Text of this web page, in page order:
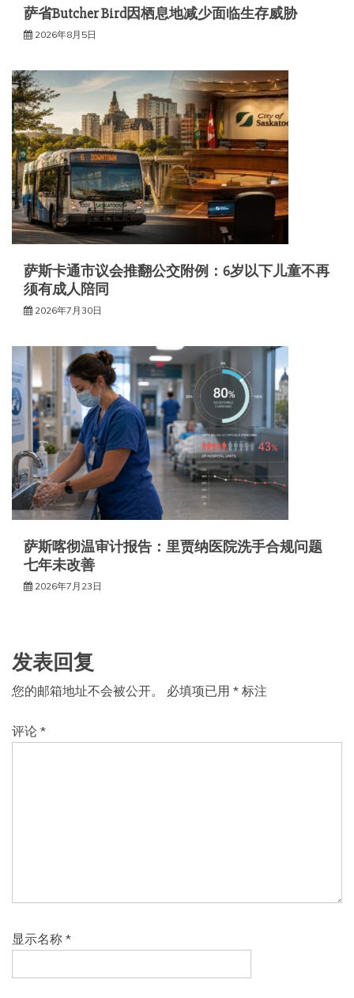
萨省Butcher Bird因栖息地减少面临生存威胁
2026年8月5日
萨斯卡通市议会推翻公交附例：6岁以下儿童不再
须有成人陪同
2026年7月30日
萨斯喀彻温审计报告：里贾纳医院洗手合规问题
七年未改善
2026年7月23日
发表回复
您的邮箱地址不会被公开。 必填项已用 * 标注
评论 *
显示名称 *